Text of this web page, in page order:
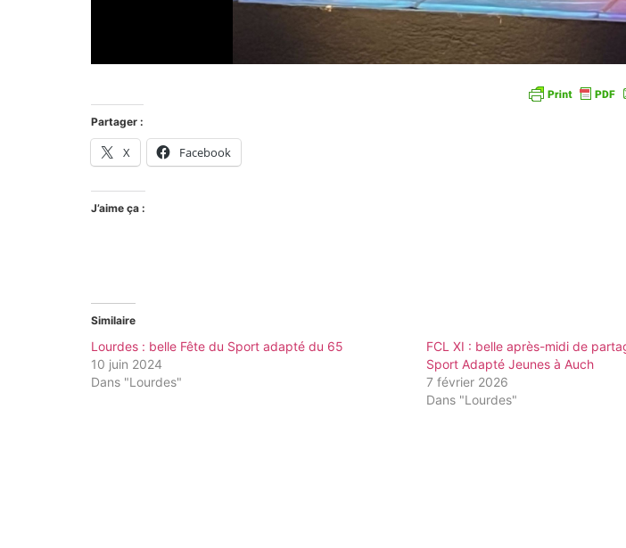
Partager :
X Facebook
J’aime ça :
Similaire
Lourdes : belle Fête du Sport adapté du 65
10 juin 2024
Dans "Lourdes"
FCL XI : belle après-midi de
Sport Adapté Jeunes à Auch
7 février 2026
Dans "Lourdes"